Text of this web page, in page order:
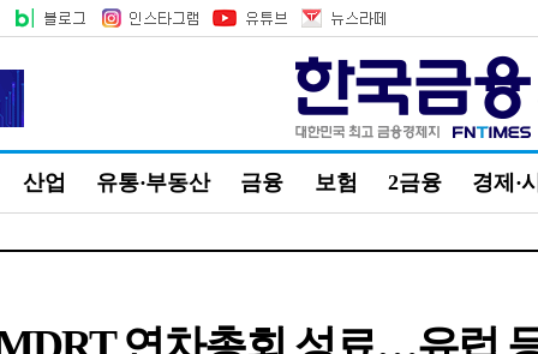
산업 유통·부동산 금융 보험 2금융 경제·